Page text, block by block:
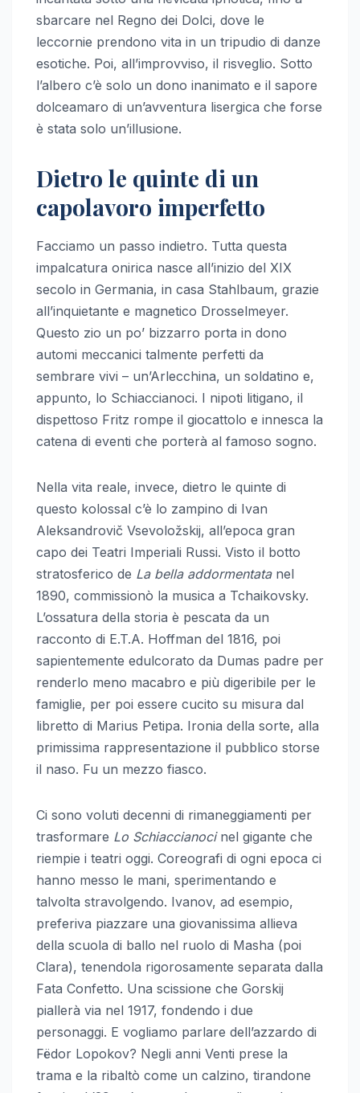
sbarcare nel Regno dei Dolci, dove le
leccornie prendono vita in un tripudio di danze
esotiche. Poi, all’improvviso, il risveglio. Sotto
l’albero c’è solo un dono inanimato e il sapore
dolceamaro di un’avventura lisergica che forse
è stata solo un’illusione.
Dietro le quinte di un
capolavoro imperfetto
Facciamo un passo indietro. Tutta questa
impalcatura onirica nasce all’inizio del XIX
secolo in Germania, in casa Stahlbaum, grazie
all’inquietante e magnetico Drosselmeyer.
Questo zio un po’ bizzarro porta in dono
automi meccanici talmente perfetti da
sembrare vivi – un’Arlecchina, un soldatino e,
appunto, lo Schiaccianoci. I nipoti litigano, il
dispettoso Fritz rompe il giocattolo e innesca la
catena di eventi che porterà al famoso sogno.
Nella vita reale, invece, dietro le quinte di
questo kolossal c’è lo zampino di Ivan
Aleksandrovič Vsevoložskij, all’epoca gran
capo dei Teatri Imperiali Russi. Visto il botto
stratosferico de La bella addormentatanel
1890, commissionò la musica a Tchaikovsky.
L’ossatura della storia è pescata da un
racconto di E.T.A. Hoffman del 1816, poi
sapientemente edulcorato da Dumas padre per
renderlo meno macabro e più digeribile per le
famiglie, per poi essere cucito su misura dal
libretto di Marius Petipa. Ironia della sorte, alla
primissima rappresentazione il pubblico storse
il naso. Fu un mezzo fiasco.
Ci sono voluti decenni di rimaneggiamenti per
trasformare Lo Schiaccianocinel gigante che
riempie i teatri oggi. Coreografi di ogni epoca ci
hanno messo le mani, sperimentando e
talvolta stravolgendo. Ivanov, ad esempio,
preferiva piazzare una giovanissima allieva
della scuola di ballo nel ruolo di Masha (poi
Clara), tenendola rigorosamente separata dalla
Fata Confetto. Una scissione che Gorskij
piallerà via nel 1917, fondendo i due
personaggi. E vogliamo parlare dell’azzardo di
Fëdor Lopokov? Negli anni Venti prese la
trama e la ribaltò come un calzino, tirandone